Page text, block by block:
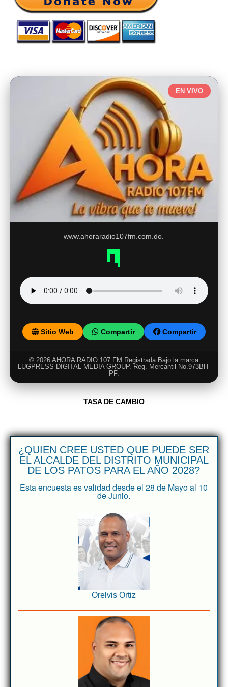
EN VIVO
www.ahoraradio107fm.com.do.
Sitio Web Compartir Compartir
© 2026 AHORA RADIO 107 FM Registrada Bajo la marca
LUGPRESS DIGITAL MEDIA GROUP. Reg. Mercantil No.973BH-
PF.
TASA DE CAMBIO
¿QUIEN CREE USTED QUE PUEDE SER
EL ALCALDE DEL DISTRITO MUNICIPAL
DE LOS PATOS PARA EL AÑO 2028?
Esta encuesta es validad desde el 28 de Mayo al 10
de Junio.
Orelvis Ortiz